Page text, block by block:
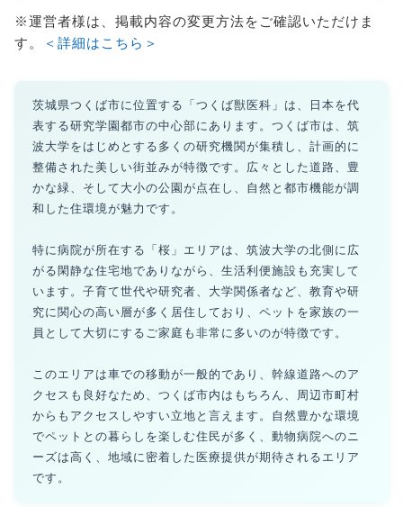
※運営者様は、掲載内容の変更方法をご確認いただけま
す。
＜詳細はこちら＞
茨城県つくば市に位置する「つくば獣医科」は、日本を代
表する研究学園都市の中心部にあります。つくば市は、筑
波大学をはじめとする多くの研究機関が集積し、計画的に
整備された美しい街並みが特徴です。広々とした道路、豊
かな緑、そして大小の公園が点在し、自然と都市機能が調
和した住環境が魅力です。
特に病院が所在する「桜」エリアは、筑波大学の北側に広
がる閑静な住宅地でありながら、生活利便施設も充実して
います。子育て世代や研究者、大学関係者など、教育や研
究に関心の高い層が多く居住しており、ペットを家族の一
員として大切にするご家庭も非常に多いのが特徴です。
このエリアは車での移動が一般的であり、幹線道路へのア
クセスも良好なため、つくば市内はもちろん、周辺市町村
からもアクセスしやすい立地と言えます。自然豊かな環境
でペットとの暮らしを楽しむ住民が多く、動物病院へのニ
ーズは高く、地域に密着した医療提供が期待されるエリア
です。